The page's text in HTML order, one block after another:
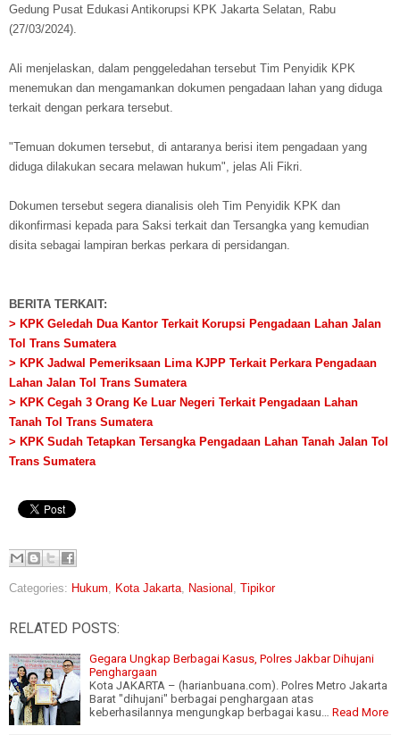
Gedung Pusat Edukasi Antikorupsi KPK Jakarta Selatan, Rabu
(27/03/2024).
Ali menjelaskan, dalam penggeledahan tersebut Tim Penyidik KPK
menemukan dan mengamankan dokumen pengadaan lahan yang diduga
terkait dengan perkara tersebut.
"Temuan dokumen tersebut, di antaranya berisi item pengadaan yang
diduga dilakukan secara melawan hukum", jelas Ali Fikri.
Dokumen tersebut segera dianalisis oleh Tim Penyidik KPK dan
dikonfirmasi kepada para Saksi terkait dan Tersangka yang kemudian
disita sebagai lampiran berkas perkara di persidangan.
BERITA TERKAIT:
> KPK Geledah Dua Kantor Terkait Korupsi Pengadaan Lahan Jalan
Tol Trans Sumatera
> KPK Jadwal Pemeriksaan Lima KJPP Terkait Perkara Pengadaan
Lahan Jalan Tol Trans Sumatera
> KPK Cegah 3 Orang Ke Luar Negeri Terkait Pengadaan Lahan
Tanah Tol Trans Sumatera
> KPK Sudah Tetapkan Tersangka Pengadaan Lahan Tanah Jalan Tol
Trans Sumatera
Categories: Hukum, Kota Jakarta, Nasional , Tipikor
RELATED POSTS:
Gegara Ungkap Berbagai Kasus, Polres Jakbar Dihujani
Penghargaan
Kota JAKARTA – (harianbuana.com). Polres Metro Jakarta
Barat "dihujani" berbagai penghargaan atas
keberhasilannya mengungkap berbagai kasu… Read More